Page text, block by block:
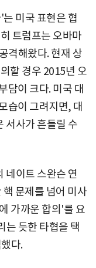
미국 표현은 협
트럼프는 오바마
격해왔다. 현재 상
할 경우 2015년 오
담이 크다. 미국 대
습이 그려지면, 대
서사가 흔들릴 수
네이트 스완슨 연
문제를 넘어 미사
가까운 합의'를 요
는 듯한 타협을 택
다.